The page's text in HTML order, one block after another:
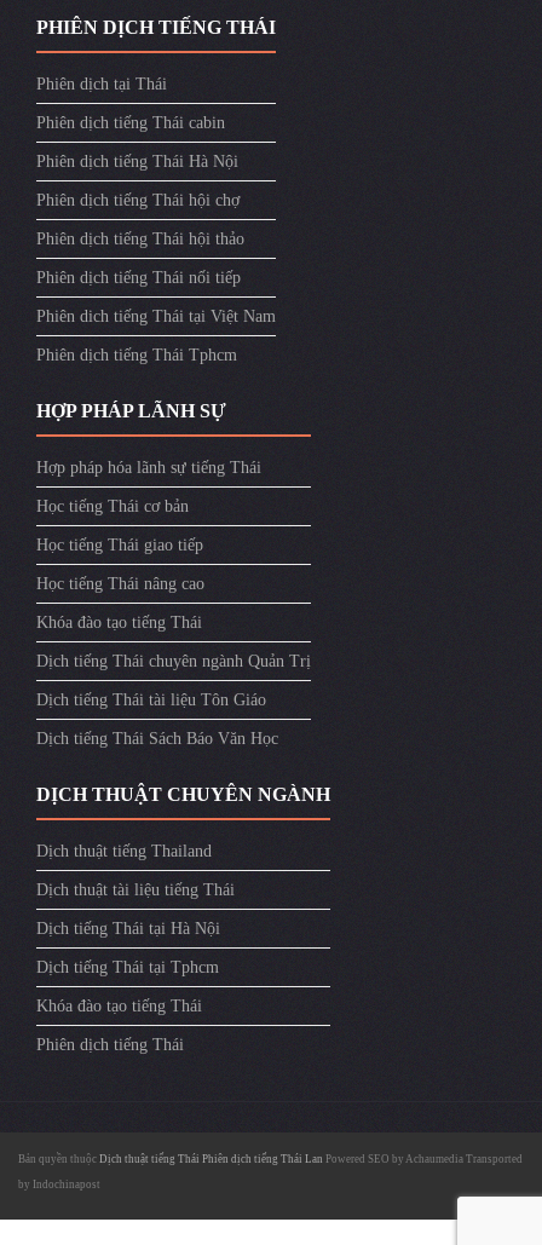
PHIÊN DỊCH TIẾNG THÁI
Phiên dịch tại Thái
Phiên dịch tiếng Thái cabin
Phiên dịch tiếng Thái Hà Nội
Phiên dịch tiếng Thái hội chợ
Phiên dịch tiếng Thái hội thảo
Phiên dịch tiếng Thái nối tiếp
Phiên dich tiếng Thái tại Việt Nam
Phiên dịch tiếng Thái Tphcm
HỢP PHÁP LÃNH SỰ
Hợp pháp hóa lãnh sự tiếng Thái
Học tiếng Thái cơ bản
Học tiếng Thái giao tiếp
Học tiếng Thái nâng cao
Khóa đào tạo tiếng Thái
Dịch tiếng Thái chuyên ngành Quản Trị
Dịch tiếng Thái tài liệu Tôn Giáo
Dịch tiếng Thái Sách Báo Văn Học
DỊCH THUẬT CHUYÊN NGÀNH
Dịch thuật tiếng Thailand
Dịch thuật tài liệu tiếng Thái
Dịch tiếng Thái tại Hà Nội
Dịch tiếng Thái tại Tphcm
Khóa đào tạo tiếng Thái
Phiên dịch tiếng Thái
Bản quyền thuộc Dịch thuật tiếng Thái Phiên dịch tiếng Thái Lan Powered SEO by Achaumedia Transported
by Indochinapost